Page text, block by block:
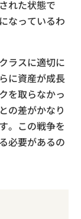
れた状態で
なっているわ
ラスに適切に
に資産が成長
を取らなかっ
の差がかなり
。この戦争を
必要があるの